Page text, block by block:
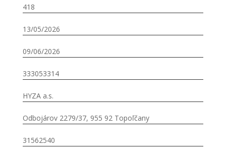
418
13/05/2026
09/06/2026
333053314
HYZA a.s.
Odbojárov 2279/37, 955 92 Topoľčany
31562540